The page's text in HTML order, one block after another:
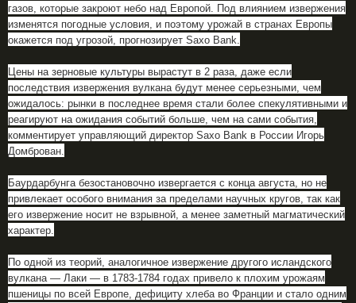
газов, которые закроют небо над Европой. Под влиянием извержения
изменятся погодные условия, и поэтому урожай в странах Европы
окажется под угрозой, прогнозирует Saxo Bank.
Цены на зерновые культуры вырастут в 2 раза, даже если
последствия извержения вулкана будут менее серьезными, чем
ожидалось: рынки в последнее время стали более спекулятивными и
реагируют на ожидания событий больше, чем на сами события,
комментирует управляющий директор Saxo Bank в России Игорь
Домброван.
Баурдарбунга безостановочно извергается с конца августа, но не
привлекает особого внимания за пределами научных кругов, так как
его извержение носит не взрывной, а менее заметный магматический
характер.
По одной из теорий, аналогичное извержение другого исландского
вулкана — Лаки — в 1783-1784 годах привело к плохим урожаям
пшеницы по всей Европе, дефициту хлеба во Франции и стало одним